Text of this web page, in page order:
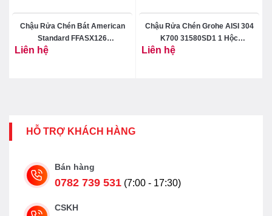
Chậu Rửa Chén Bát American
Standard FFASX126
101373MS00 Một Hộc Inox 304
Liên hệ
Chậu Rửa Chén Grohe AISI 304
K700 31580SD1 1 Hộc
Liên hệ
HỖ TRỢ KHÁCH HÀNG
Bán hàng
0782 739 531 (7:00 - 17:30)
CSKH